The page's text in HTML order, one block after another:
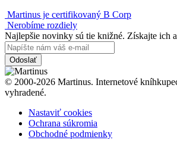
Martinus je certifikovaný B Corp
Nerobíme rozdiely
Najlepšie novinky sú tie knižné. Získajte ich
Odoslať
© 2000-2026 Martinus. Internetové
vyhradené.
Nastaviť cookies
Ochrana súkromia
Obchodné podmienky